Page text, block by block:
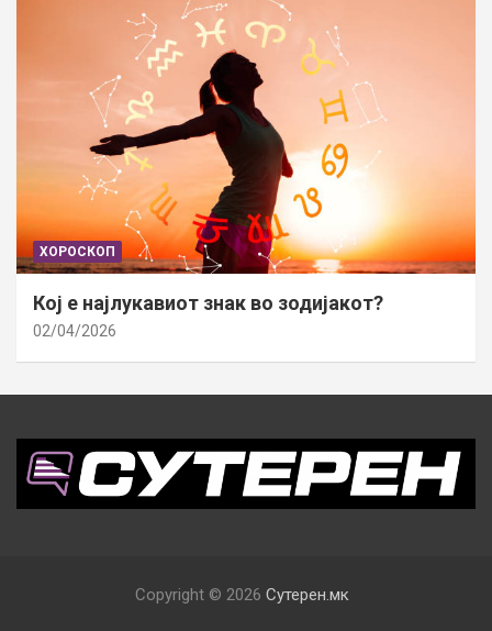
ХОРОСКОП
Кој е најлукавиот знак во зодијакот?
02/04/2026
Copyright © 2026 Сутерен.мк